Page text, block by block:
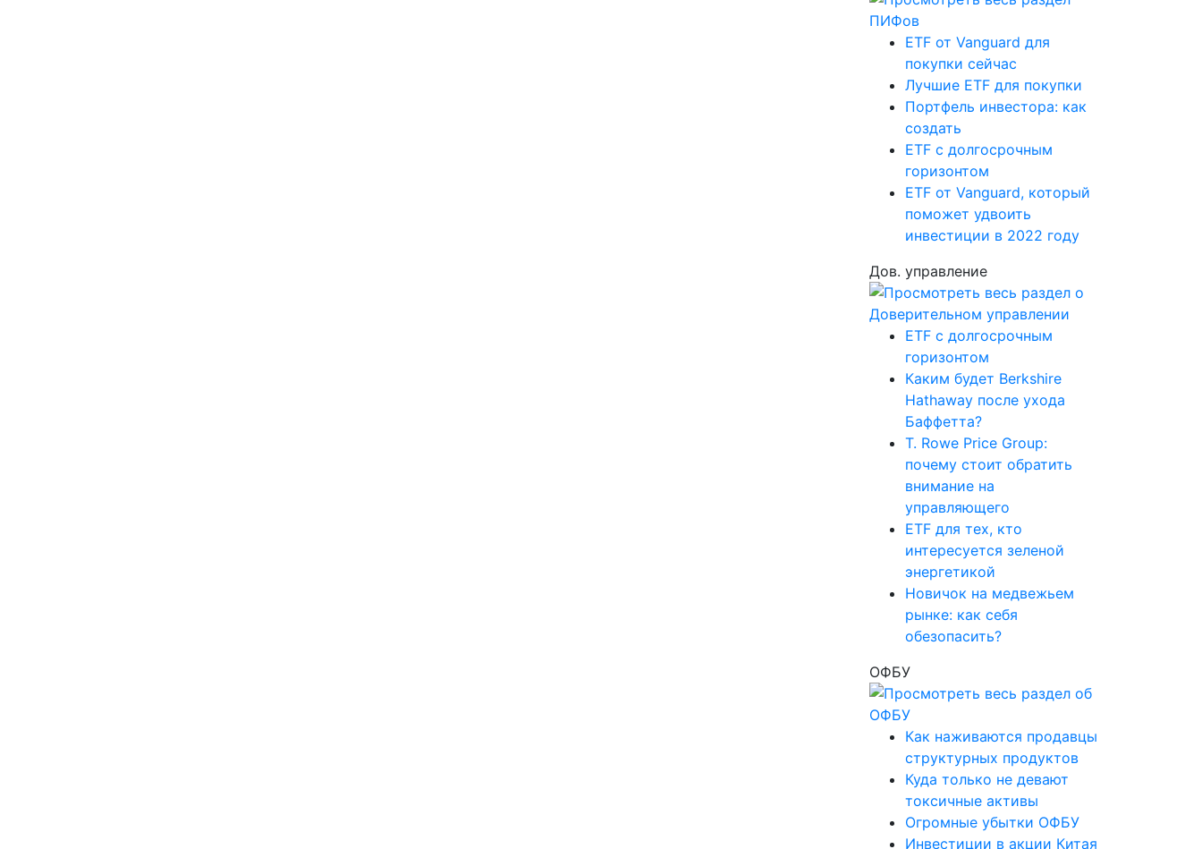
ETF от Vanguard для
покупки сейчас
Лучшие ETF для покупки
Портфель инвестора: как
создать
ETF с долгосрочным
горизонтом
ETF от Vanguard, который
поможет удвоить
инвестиции в 2022 году
Дов. управление
ETF с долгосрочным
горизонтом
Каким будет Berkshire
Hathaway после ухода
Баффетта?
T. Rowe Price Group:
почему стоит обратить
внимание на
управляющего
ETF для тех, кто
интересуется зеленой
энергетикой
Новичок на медвежьем
рынке: как себя
обезопасить?
ОФБУ
Как наживаются продавцы
структурных продуктов
Куда только не девают
токсичные активы
Огромные убытки ОФБУ
Инвестиции в акции Китая